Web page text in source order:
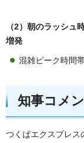
（2）朝のラッシュ
増発
混雑ピーク時間
知事コメ
つくばエクスプレス